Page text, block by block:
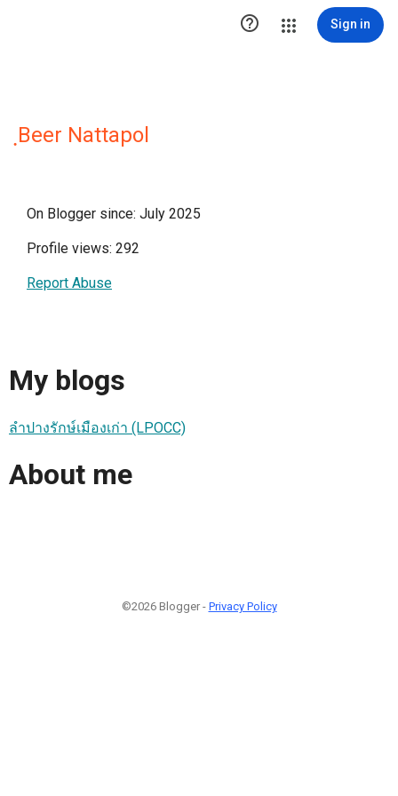
 Sign in
ฺBeer Nattapol
On Blogger since: July 2025
Profile views: 292
Report Abuse
My blogs
ลำปางรักษ์เมืองเก่า (LPOCC)
About me
©2026 Blogger - Privacy Policy